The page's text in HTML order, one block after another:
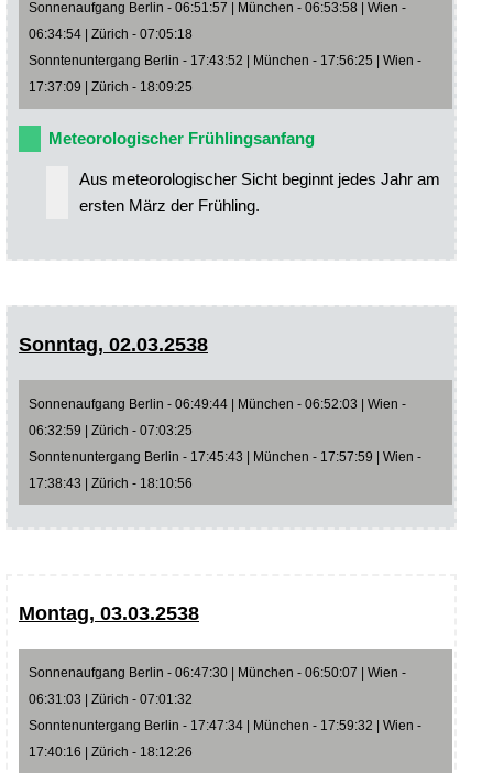
Sonnenaufgang Berlin - 06:51:57 | München - 06:53:58 | Wien -
06:34:54 | Zürich - 07:05:18
Sonntenuntergang Berlin - 17:43:52 | München - 17:56:25 | Wien -
17:37:09 | Zürich - 18:09:25
Meteorologischer Frühlingsanfang
Aus meteorologischer Sicht beginnt jedes Jahr am
ersten März der Frühling.
Sonntag, 02.03.2538
Sonnenaufgang Berlin - 06:49:44 | München - 06:52:03 | Wien -
06:32:59 | Zürich - 07:03:25
Sonntenuntergang Berlin - 17:45:43 | München - 17:57:59 | Wien -
17:38:43 | Zürich - 18:10:56
Montag, 03.03.2538
Sonnenaufgang Berlin - 06:47:30 | München - 06:50:07 | Wien -
06:31:03 | Zürich - 07:01:32
Sonntenuntergang Berlin - 17:47:34 | München - 17:59:32 | Wien -
17:40:16 | Zürich - 18:12:26